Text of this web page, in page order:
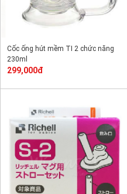
Cốc ống hút mềm TI 2 chức năng
230ml
299,000đ